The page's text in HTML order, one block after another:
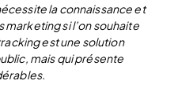
la connaissance et
si l’on souhaite
est une solution
mais qui présente